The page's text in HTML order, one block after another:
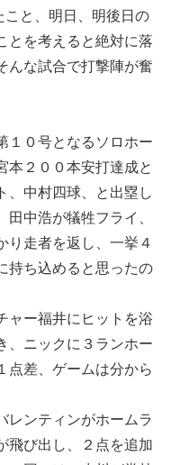
と、明日、明後日の
とを考えると絶対に落
んな試合で打撃陣が奮
１０号となるソロホー
本２００本安打達成と
、中村四球、と出塁し
中浩が犠牲フライ、
り走者を返し、一挙４
持ち込めると思ったの
ャー福井にヒットを浴
、ニックに３ランホー
点差、ゲームは分から
レンティンがホームラ
飛び出し、２点を追加